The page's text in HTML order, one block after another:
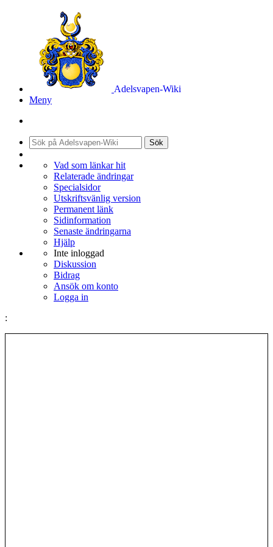
Adelsvapen-Wiki
Meny
Sök
Vad som länkar hit
Relaterade ändringar
Specialsidor
Utskriftsvänlig version
Permanent länk
Sidinformation
Senaste ändringarna
Hjälp
Inte inloggad
Diskussion
Bidrag
Ansök om konto
Logga in
: